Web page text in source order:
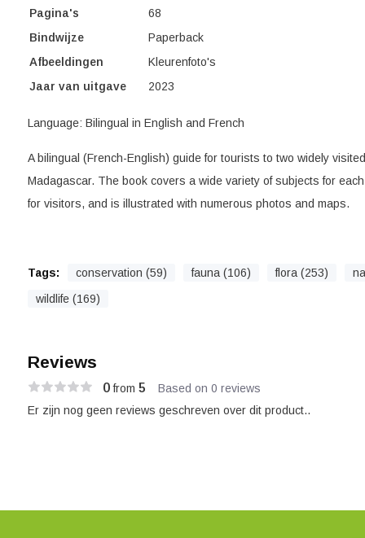
Pagina's
68
Bindwijze
Paperback
Afbeeldingen
Kleurenfoto's
Jaar van uitgave
2023
Language: Bilingual in English and French
A bilingual (French-English) guide for tourists to two widely
Madagascar. The book covers a wide variety of subjects for
for visitors, and is illustrated with numerous photos and maps.
Tags: conservation (59) fauna (106) flora (253)
wildlife (169)
Reviews
0from 5 Based on 0 reviews
Er zijn nog geen reviews geschreven over dit product..